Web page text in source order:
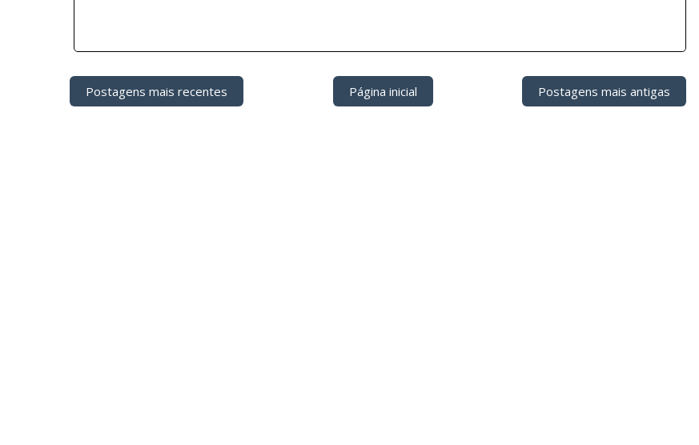
Postagens mais recentes Postagens mais antigas
Página inicial